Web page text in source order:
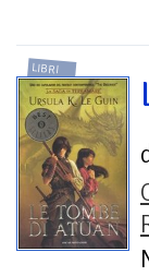
LIBRI